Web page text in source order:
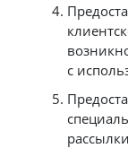
с